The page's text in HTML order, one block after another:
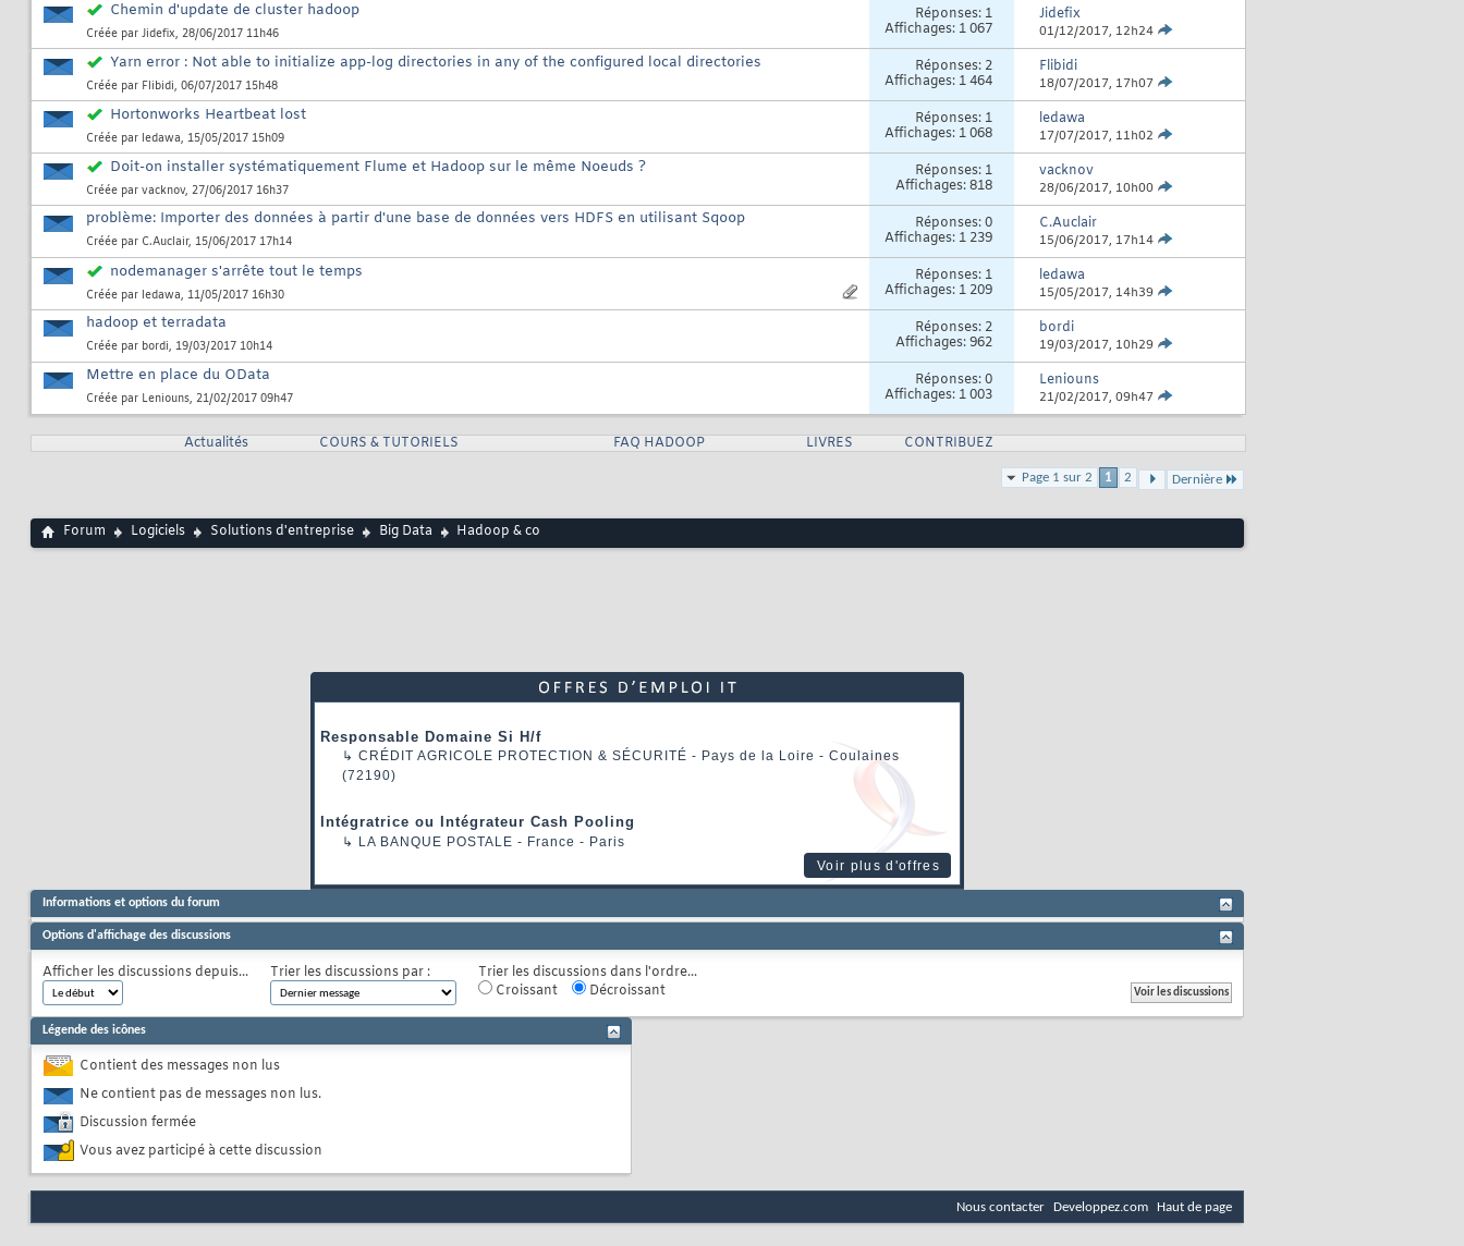
Chemin d'update de cluster hadoop
Créée par Jidefix, 28/06/2017 11h46
Réponses: 1
Affichages: 1 067
Jidefix
01/12/2017, 12h24
Yarn error : Not able to initialize app-log directories in any of the configured local directories
Créée par Flibidi, 06/07/2017 15h48
Réponses: 2
Affichages: 1 464
Flibidi
18/07/2017, 17h07
Hortonworks Heartbeat lost
Créée par ledawa, 15/05/2017 15h09
Réponses: 1
Affichages: 1 068
ledawa
17/07/2017, 11h02
Doit-on installer systématiquement Flume et Hadoop sur le même Noeuds ?
Créée par vacknov, 27/06/2017 16h37
Réponses: 1
Affichages: 818
vacknov
28/06/2017, 10h00
problème: Importer des données à partir d'une base de données vers HDFS en utilisant Sqoop
Créée par C.Auclair, 15/06/2017 17h14
Réponses:0
Affichages: 1 239
C.Auclair
15/06/2017, 17h14
nodemanager s'arrête tout le temps
Créée par ledawa, 11/05/2017 16h30
Réponses: 1
Affichages: 1 209
ledawa
15/05/2017, 14h39
hadoop et terradata
Créée par bordi, 19/03/2017 10h14
Réponses: 2
Affichages: 962
bordi
19/03/2017, 10h29
Mettre en place du OData
Créée par Leniouns, 21/02/2017 09h47
Réponses:0
Affichages: 1 003
Leniouns
21/02/2017, 09h47
Actualités COURS & TUTORIELS FAQ HADOOP LIVRES CONTRIBUEZ
Page 1 sur 2 1 2 Dernière
Forum Logiciels Solutions d'entreprise Big Data Hadoop & co
Responsable Domaine Si H/f
↳ CRÉDIT AGRICOLE PROTECTION & SÉCURITÉ - Pays de la Loire - Coulaines
(72190)
Intégratrice ou Intégrateur Cash Pooling
↳ LA BANQUE POSTALE - France - Paris
Voir plus d'offres
Informations et options du forum
Options d'affichage des discussions
Afficher les discussions depuis... Trier les discussions par :
Trier les discussions dans l'ordre...
Croissant
Décroissant
Légende des icônes
Contient des messages non lus
Ne contient pas de messages non lus.
Discussion fermée
Vous avez participé à cette discussion
Nous contacter Developpez.com Haut de page